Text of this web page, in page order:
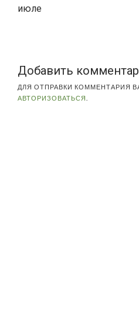
июле
Добавить
ДЛЯ ОТПРАВКИ КОММЕНТАРИЯ
АВТОРИЗОВАТЬСЯ